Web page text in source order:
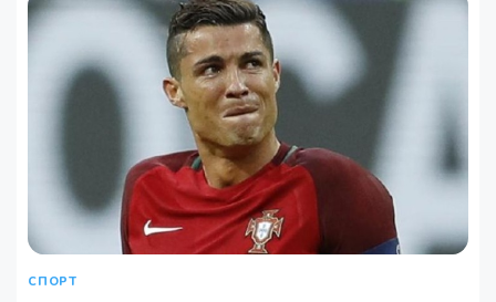
СПОРТ